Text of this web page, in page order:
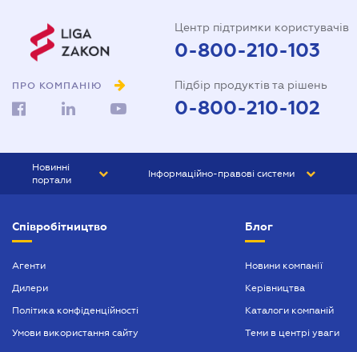
ПРО КОМПАНІЮ
Центр підтримки користувачів
0-800-210-103
Підбір продуктів та рішень
0-800-210-102
Новинні
портали
БІЗНЕС
Інформаційно-правові системи
БУХГАЛТЕР ПРОФ
Співробітництво
Агенти
Дилери
Політика конфіденційності
Умови використання сайту
Блог
Новини компанії
Керівництва
Каталоги компаній
Теми в центрі уваги